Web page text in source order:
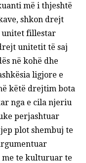
më i thjeshtë
shkon drejt
unitet fillestar
unitetit të saj
në kohë dhe
ligjore e
këtë drejtim bota
nga e cila njeriu
perjashtuar
plot shembuj te
te kulturuar te